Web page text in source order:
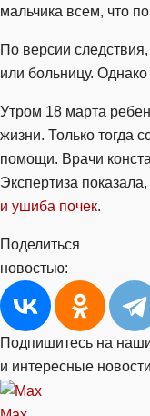
мальчика всем, что
По версии
или больницу.
Утром 18 марта
жизни. Только тогда
помощи. Врачи
Экспертиза показала,
и ушиба почек.
Поделиться
новостью:
Подпишитесь на
и интересные